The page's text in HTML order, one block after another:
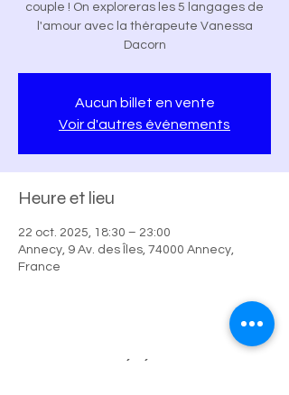
couple ! On exploreras les 5 langages de
l'amour avec la thérapeute Vanessa
Dacorn
Aucun billet en vente
Voir d'autres événements
Heure et lieu
22 oct. 2025, 18:30 – 23:00
Annecy, 9 Av. des Îles, 74000 Annecy,
France
Partager cet événement